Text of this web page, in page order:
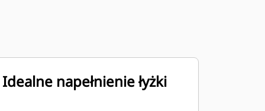
Idealne napełnienie łyżki